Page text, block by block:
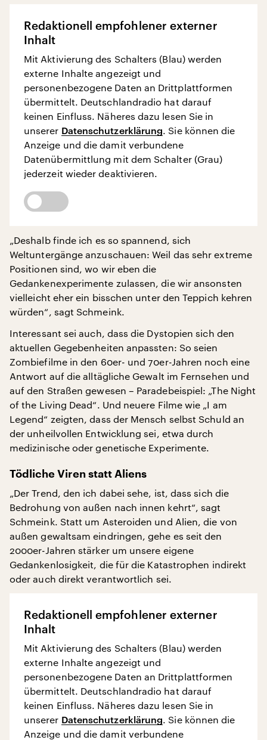
Redaktionell empfohlener externer
Inhalt
Mit Aktivierung des Schalters (Blau) werden
externe Inhalte angezeigt und
personenbezogene Daten an Drittplattformen
übermittelt. Deutschlandradio hat darauf
keinen Einfluss. Näheres dazu lesen Sie in
unserer Datenschutzerklärung. Sie können die
Anzeige und die damit verbundene
Datenübermittlung mit dem Schalter (Grau)
jederzeit wieder deaktivieren.
„Deshalb finde ich es so spannend, sich
Weltuntergänge anzuschauen: Weil das sehr extreme
Positionen sind, wo wir eben die
Gedankenexperimente zulassen, die wir ansonsten
vielleicht eher ein bisschen unter den Teppich kehren
würden“, sagt Schmeink.
Interessant sei auch, dass die Dystopien sich den
aktuellen Gegebenheiten anpassten: So seien
Zombiefilme in den 60er- und 70er-Jahren noch eine
Antwort auf die alltägliche Gewalt im Fernsehen und
auf den Straßen gewesen – Paradebeispiel: „The Night
of the Living Dead“. Und neuere Filme wie „I am
Legend“ zeigten, dass der Mensch selbst Schuld an
der unheilvollen Entwicklung sei, etwa durch
medizinische oder genetische Experimente.
Tödliche Viren statt Aliens
„Der Trend, den ich dabei sehe, ist, dass sich die
Bedrohung von außen nach innen kehrt“, sagt
Schmeink. Statt um Asteroiden und Alien, die von
außen gewaltsam eindringen, gehe es seit den
2000er-Jahren stärker um unsere eigene
Gedankenlosigkeit, die für die Katastrophen indirekt
oder auch direkt verantwortlich sei.
Redaktionell empfohlener externer
Inhalt
Mit Aktivierung des Schalters (Blau) werden
externe Inhalte angezeigt und
personenbezogene Daten an Drittplattformen
übermittelt. Deutschlandradio hat darauf
keinen Einfluss. Näheres dazu lesen Sie in
unserer Datenschutzerklärung. Sie können die
Anzeige und die damit verbundene